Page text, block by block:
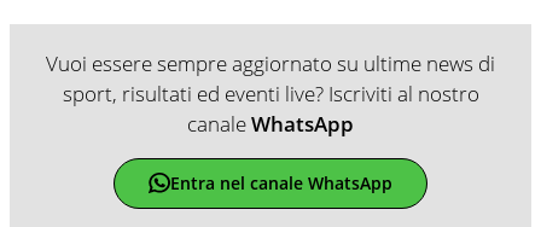
Vuoi essere sempre aggiornato su ultime news di
sport, risultati ed eventi live? Iscriviti al nostro
canaleWhatsApp
Entra nel canale WhatsApp